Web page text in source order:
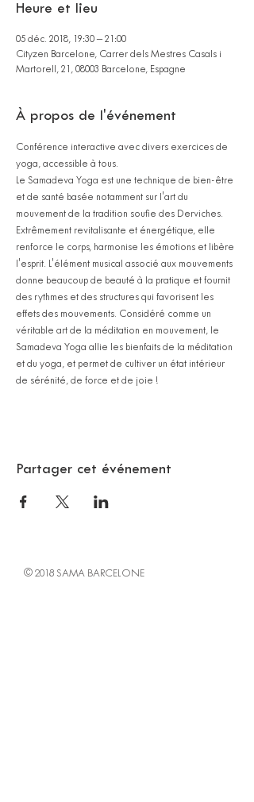
Heure et lieu
05 déc. 2018, 19:30 – 21:00
Cityzen Barcelone, Carrer dels Mestres Casals i
Martorell, 21, 08003 Barcelone, Espagne
À propos de l'événement
Conférence interactive avec divers exercices de
yoga, accessible à tous.
Le Samadeva Yoga est une technique de bien-être
et de santé basée notamment sur l'art du
mouvement de la tradition soufie des Derviches.
Extrêmement revitalisante et énergétique, elle
renforce le corps, harmonise les émotions et libère
l'esprit. L'élément musical associé aux mouvements
donne beaucoup de beauté à la pratique et fournit
des rythmes et des structures qui favorisent les
effets des mouvements. Considéré comme un
véritable art de la méditation en mouvement, le
Samadeva Yoga allie les bienfaits de la méditation
et du yoga, et permet de cultiver un état intérieur
de sérénité, de force et de joie !
Partager cet événement
© 2018 SAMA BARCELONE